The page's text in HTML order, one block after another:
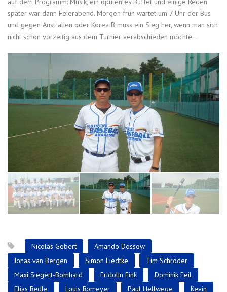
später war dann Feierabend. Morgen früh wartet um 7 Uhr der Bus
und gegen Australien oder Korea B muss ein Sieg her, wenn man sich
nicht schon vorzeitig aus dem Turnier verabschieden möchte…
Nicolas Göbert
Amando Dossow
Jonas van Bergen
Simon Liedtke
Tim Schröder
Maxi Siegert-Bomhard
Fridolin Fink
Dominik Feil
Elias Redle
Louis Romeyer Paul Hellwege Kevin